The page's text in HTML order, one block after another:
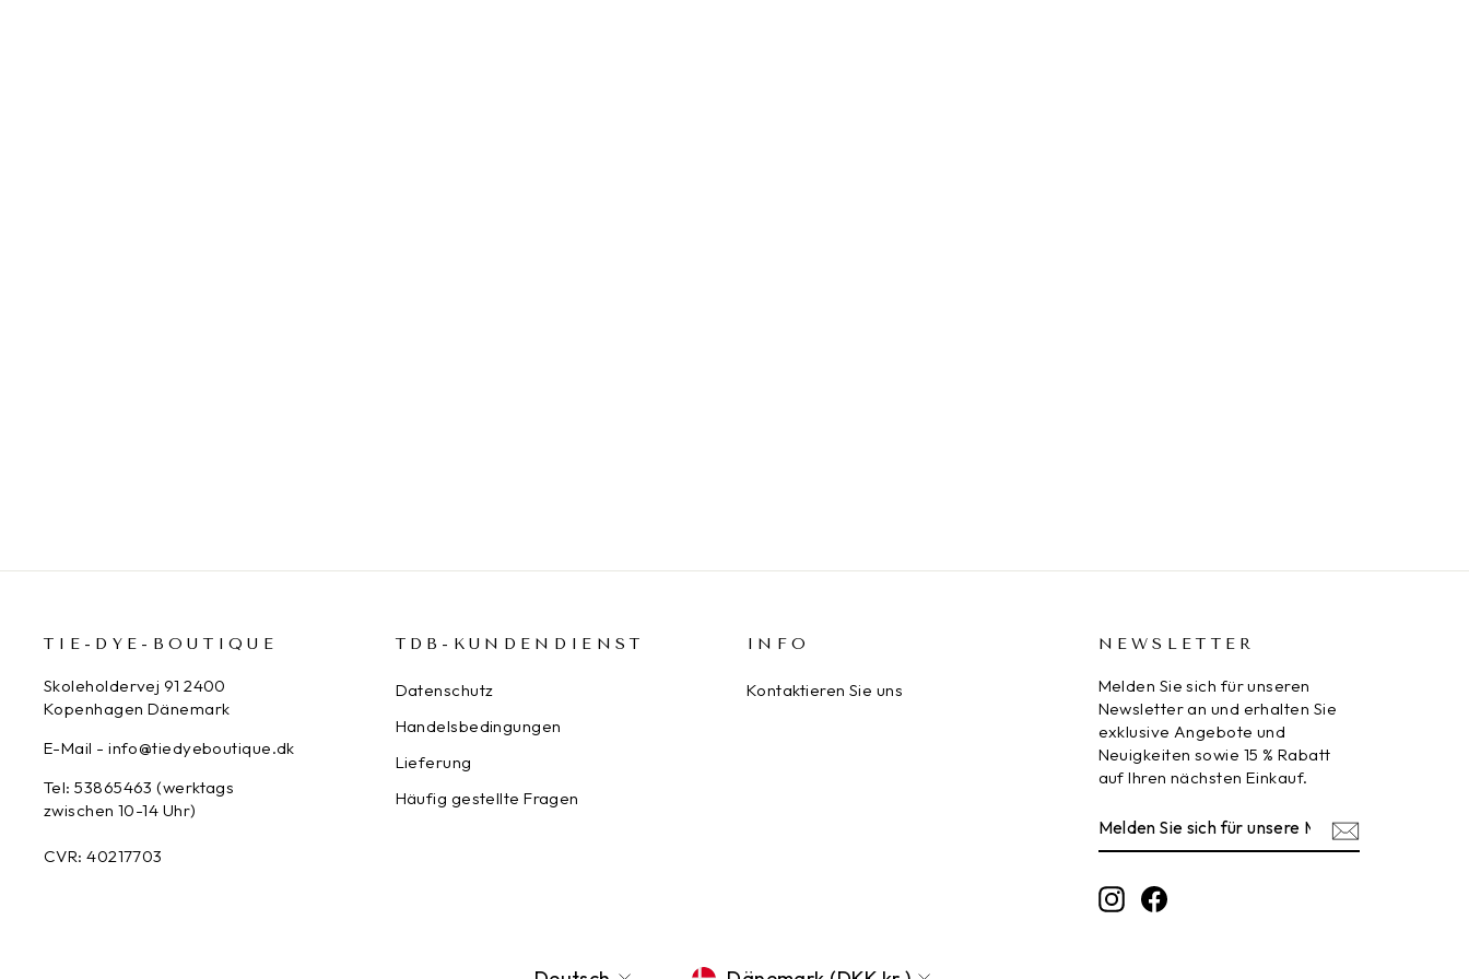
TIE-DYE-BOUTIQUE
Skoleholdervej 91 2400
Kopenhagen Dänemark
E-Mail - info@tiedyeboutique.dk
Tel: 53865463 (werktags
zwischen 10-14 Uhr)
CVR: 40217703
TDB-KUNDENDIENST
Datenschutz
Handelsbedingungen
Lieferung
Häufig gestellte Fragen
INFO
Kontaktieren Sie uns
NEWSLETTER
Melden Sie sich für unseren
Newsletter an und erhalten Sie
exklusive Angebote und
Neuigkeiten sowie 15 % Rabatt
auf Ihren nächsten Einkauf.
SIE
SICH
UNSERE
MAILINGLISTE
InstagramFacebook